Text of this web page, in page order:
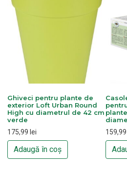
Ghiveci pentru plante de
exterior Loft Urban Round
High cu diametrul de 42 cm
verde
175,99 lei
Adaugă în coș
159,99